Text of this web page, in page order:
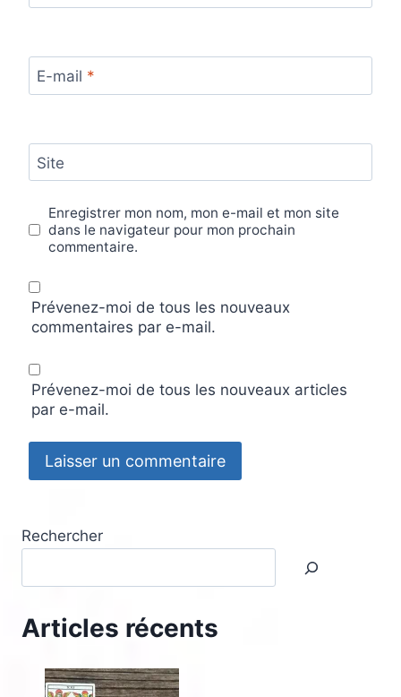
E-mail *
Site
Enregistrer mon nom, mon e-mail et mon site
dans le navigateur pour mon prochain
commentaire.
Prévenez-moi de tous les nouveaux
commentaires par e-mail.
Prévenez-moi de tous les nouveaux articles
par e-mail.
Rechercher
Articles récents